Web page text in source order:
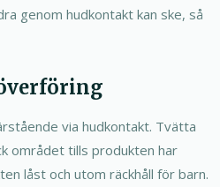
genom hudkontakt kan ske, så
via hudkontakt. Tvätta
området tills produkten har
låst och utom räckhåll för barn.